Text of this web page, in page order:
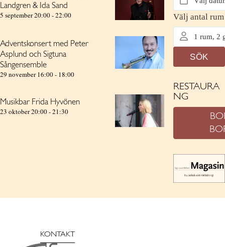
Landgren & Ida Sand
5 september 20:00-22:00
Adventskonsert med Peter
Asplund och Sigtuna
Sångensemble
29 november 16:00- 18:00
Musikbar Frida Hyvönen
23 oktober 20:00-21:30
RESTAURA
NG
KONTAKT